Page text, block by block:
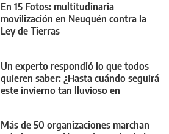
En 15 Fotos: multitudinaria
movilización en Neuquén contra la
Ley de Tierras
Un experto respondió lo que todos
quieren saber: ¿Hasta cuándo seguirá
este invierno tan lluvioso en
Más de 50 organizaciones marchan